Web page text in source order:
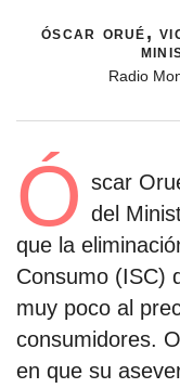
óscar orué,
Radio
Ó scar
del
que la
Consumo (ISC)
muy poco al
consumidores.
en que su